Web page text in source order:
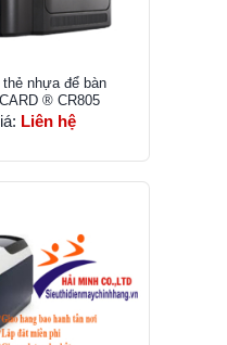
thẻ nhựa để bàn
® CR805
Liên hệ